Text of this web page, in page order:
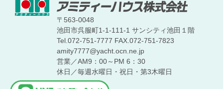
〒563-0048
池田市呉服町1-1-111-1 サンシティ池田１階
Tel.072-751-7777 FAX.072-751-7823
amity7777@yacht.ocn.ne.jp
営業／AM9：00～PM 6：30
休日／毎週水曜日・祝日・第3木曜日